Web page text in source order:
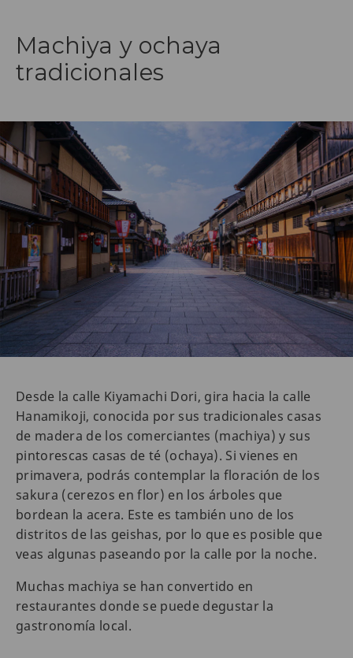
Machiya y ochaya
tradicionales
Desde la calle Kiyamachi Dori, gira hacia la calle
Hanamikoji, conocida por sus tradicionales casas
de madera de los comerciantes (machiya) y sus
pintorescas casas de té (ochaya). Si vienes en
primavera, podrás contemplar la floración de los
sakura (cerezos en flor) en los árboles que
bordean la acera. Este es también uno de los
distritos de las geishas, por lo que es posible que
veas algunas paseando por la calle por la noche.
Muchas machiya se han convertido en
restaurantes donde se puede degustar la
gastronomía local.